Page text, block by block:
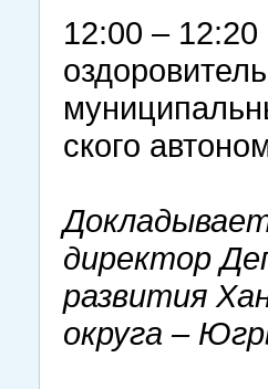
12:00 –
ского
директор
развития
округа –